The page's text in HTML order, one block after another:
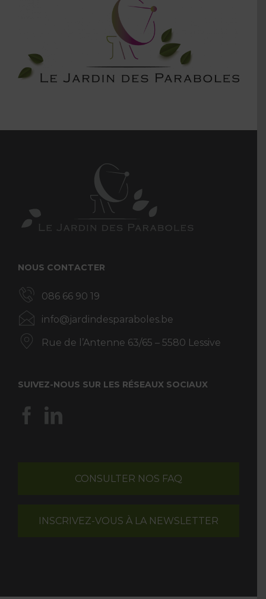
NOUS CONTACTER
086 66 90 19
info@jardindesparaboles.be
Rue de l’Antenne 63/65 – 5580 Lessive
SUIVEZ-NOUS SUR LES RÉSEAUX SOCIAUX
CONSULTER NOS FAQ
INSCRIVEZ-VOUS À LA NEWSLETTER